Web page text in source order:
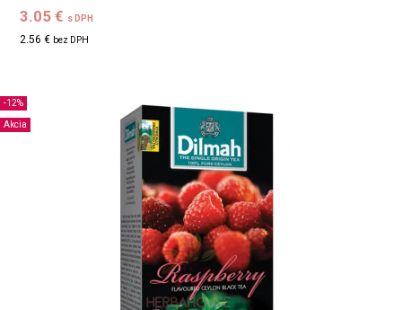
3.05 € s DPH
2.56 € bez DPH
-12%
Akcia